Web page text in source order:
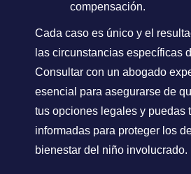
compensación.
Cada caso es único y el
las circunstancias específicas
Consultar con un abogado
esencial para asegurarse de
tus opciones legales y puedas
informadas para proteger los
bienestar del niño involucrado.